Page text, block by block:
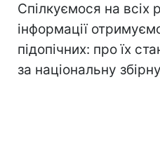
Спілкуємося на всіх
інформації
підопічних: про їх
за національну